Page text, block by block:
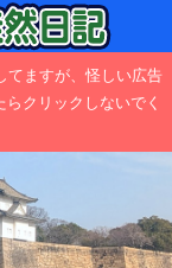
てますが、怪しい広告
クリックしないでく